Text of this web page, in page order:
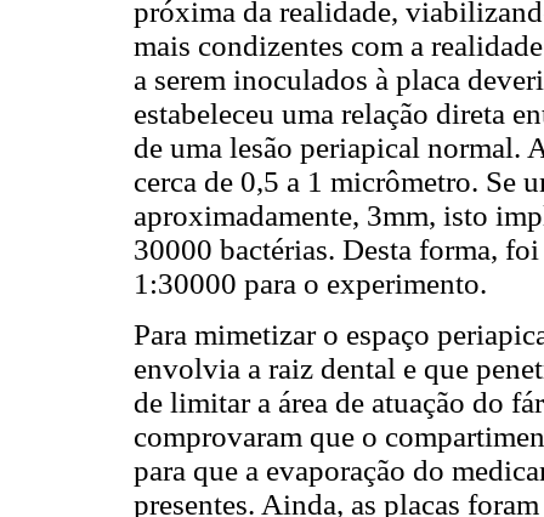
próxima da realidade,
mais condizentes com a
a serem inoculados à placa
estabeleceu uma relação direta
de uma lesão periapical normal.
cerca de 0,5 a 1 micrômetro. Se
aproximadamente, 3mm, isto
30000 bactérias. Desta forma,
1:30000 para o experimento.
Para mimetizar o espaço
envolvia a raiz dental e que
de limitar a área de atuação do
comprovaram que o
para que a evaporação do
presentes. Ainda, as placas